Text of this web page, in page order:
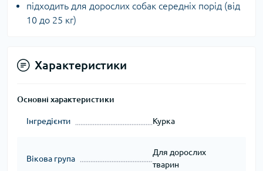
підходить для дорослих собак середніх порід (від
10 до 25 кг)
Характеристики
Основні характеристики
Інгредієнти Курка
Вікова група
Для дорослих
тварин